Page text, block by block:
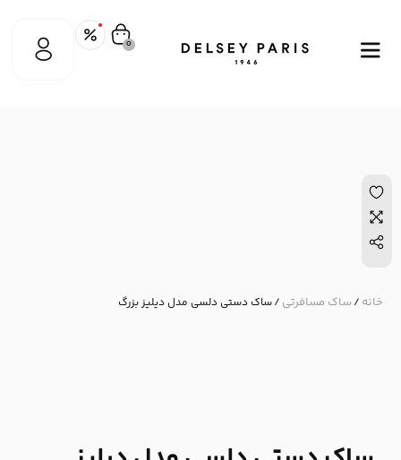
0
خانه / ساک مسافرتی / ساک دستی دلسی مدل دیلیز بزرگ